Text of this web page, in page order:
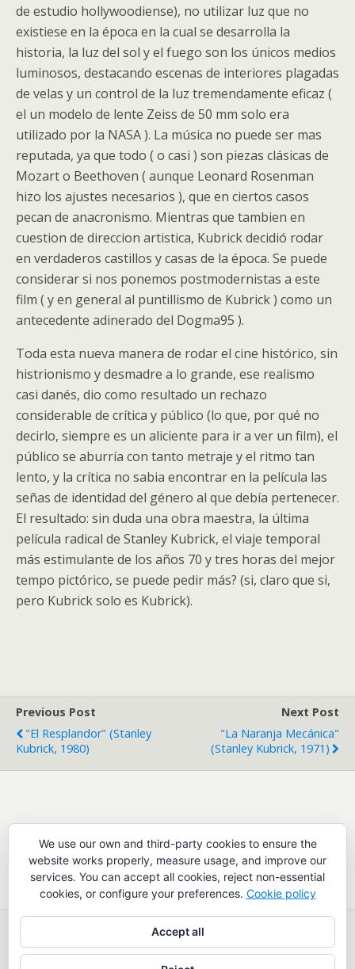
de estudio hollywoodiense), no utilizar luz que no
existiese en la época en la cual se desarrolla la
historia, la luz del sol y el fuego son los únicos medios
luminosos, destacando escenas de interiores plagadas
de velas y un control de la luz tremendamente eficaz (
el un modelo de lente Zeiss de 50 mm solo era
utilizado por la NASA ). La música no puede ser mas
reputada, ya que todo ( o casi ) son piezas clásicas de
Mozart o Beethoven ( aunque Leonard Rosenman
hizo los ajustes necesarios ), que en ciertos casos
pecan de anacronismo. Mientras que tambien en
cuestion de direccion artistica, Kubrick decidió rodar
en verdaderos castillos y casas de la época. Se puede
considerar si nos ponemos postmodernistas a este
film ( y en general al puntillismo de Kubrick ) como un
antecedente adinerado del Dogma95 ).
Toda esta nueva manera de rodar el cine histórico, sin
histrionismo y desmadre a lo grande, ese realismo
casi danés, dio como resultado un rechazo
considerable de crítica y público (lo que, por qué no
decirlo, siempre es un aliciente para ir a ver un film), el
público se aburría con tanto metraje y el ritmo tan
lento, y la crítica no sabia encontrar en la película las
señas de identidad del género al que debía pertenecer.
El resultado: sin duda una obra maestra, la última
película radical de Stanley Kubrick, el viaje temporal
más estimulante de los años 70 y tres horas del mejor
tempo pictórico, se puede pedir más? (si, claro que si,
pero Kubrick solo es Kubrick).
Previous Post
"El Resplandor" (Stanley
Kubrick, 1980)
Next Post
"La Naranja Mecánica"
(Stanley Kubrick, 1971)
Leave a Reply
You must be logged into post a comment.
Back to top
We use our own and third-party cookies to ensure the
website works properly, measure usage, and improve our
services. You can accept all cookies, reject non-essential
cookies, or configure your preferences. Cookie policy
Accept all